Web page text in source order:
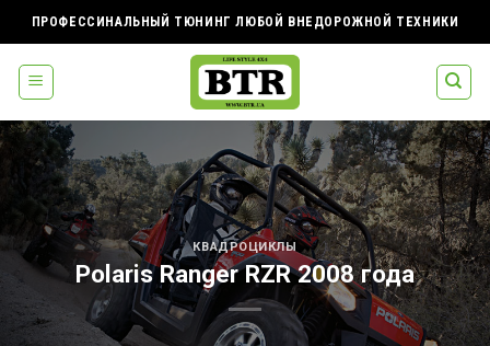
to
content
ПРОФЕССИНАЛЬНЫЙ ТЮНИНГ ЛЮБОЙ ВНЕДОРОЖНОЙ ТЕХНИКИ
КВАДРОЦИКЛЫ
Polaris Ranger RZR 2008 года